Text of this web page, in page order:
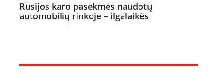
Rusijos karo pasekmės naudotų
automobilių rinkoje – ilgalaikės